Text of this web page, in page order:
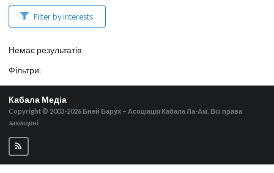
Filter by interests
Немає результатів
Фільтри:
Кабала Медіа
Copyright © 2003-2026 Бней Барух – Асоціація Кабала Ла-Ам, Всі права
захищені